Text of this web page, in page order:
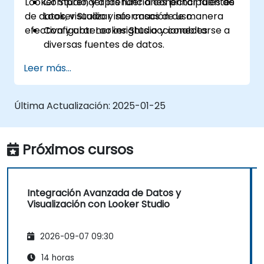
de datos, visualizar información de manera
efectiva y obtener insights accionables.
Looker Studio y sus casos de uso.
Configurar Looker Studio y conectarse a
diversas fuentes de datos.
diagramas y filtros.
Personalizar informes según audiencias
específicas y necesidades empresariales.
manera efectiva.
Leer más...
Última Actualización: 2025-01-25
Próximos cursos
Integración Avanzada de Datos y
Visualización con Looker Studio
2026-09-07 09:30
14 horas